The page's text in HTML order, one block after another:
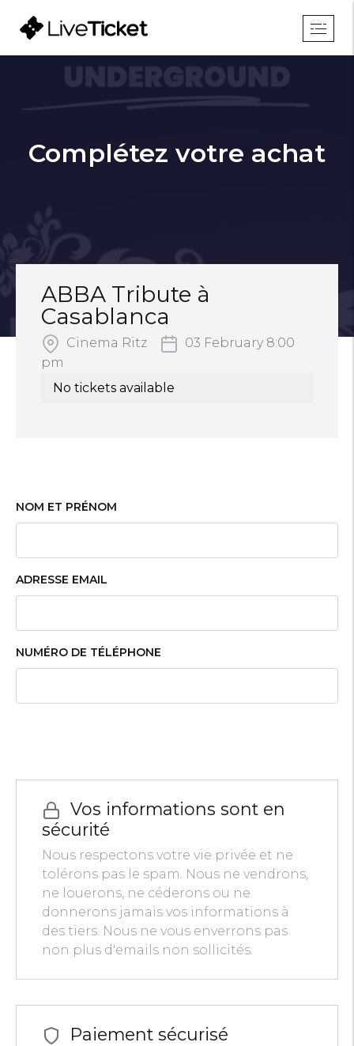
Complétez votre achat
ABBA Tribute à
Casablanca
Cinema Ritz
03 February 8:00
pm
NOM ET PRÉNOM
ADRESSE EMAIL
NUMÉRO DE TÉLÉPHONE
Vos informations sont en
sécurité
Nous respectons votre vie privée et ne
tolérons pas le spam. Nous ne vendrons,
ne louerons, ne céderons ou ne
donnerons jamais vos informations à
des tiers. Nous ne vous enverrons pas
non plus d'emails non sollicités.
Paiement sécurisé